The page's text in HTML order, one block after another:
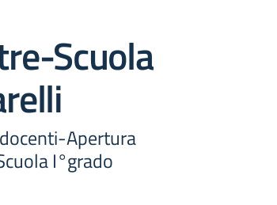
Scuola
Apertura
I°grado